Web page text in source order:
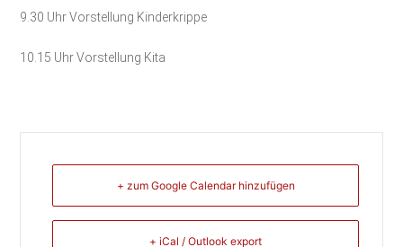
9.30 Uhr Vorstellung Kinderkrippe
10.15 Uhr Vorstellung Kita
+ zum Google Calendar hinzufügen
+ iCal / Outlook export